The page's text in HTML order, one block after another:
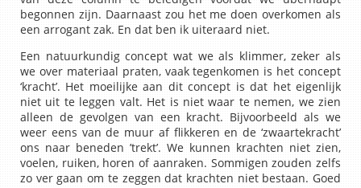
begonnen zijn. Daarnaast zou het me doen overkomen als
een arrogant zak. En dat ben ik uiteraard niet.
Een natuurkundig concept wat we als klimmer, zeker als
we over materiaal praten, vaak tegenkomen is het concept
‘kracht’. Het moeilijke aan dit concept is dat het eigenlijk
niet uit te leggen valt. Het is niet waar te nemen, we zien
alleen de gevolgen van een kracht. Bijvoorbeeld als we
weer eens van de muur af flikkeren en de ‘zwaartekracht’
ons naar beneden ’trekt’. We kunnen krachten niet zien,
voelen, ruiken, horen of aanraken. Sommigen zouden zelfs
zo ver gaan om te zeggen dat krachten niet bestaan. Goed